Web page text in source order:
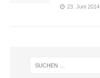
23. Juni 2014